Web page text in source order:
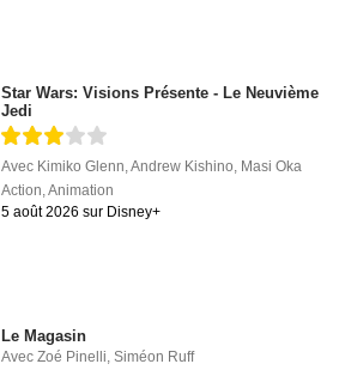
Star Wars: Visions Présente - Le Neuvième
Jedi
Avec Kimiko Glenn ,Andrew Kishino Masi Oka
Action ,Animation
5 août 2026 sur Disney+
Le Magasin
AvecZoé Pinelli,Siméon Ruff